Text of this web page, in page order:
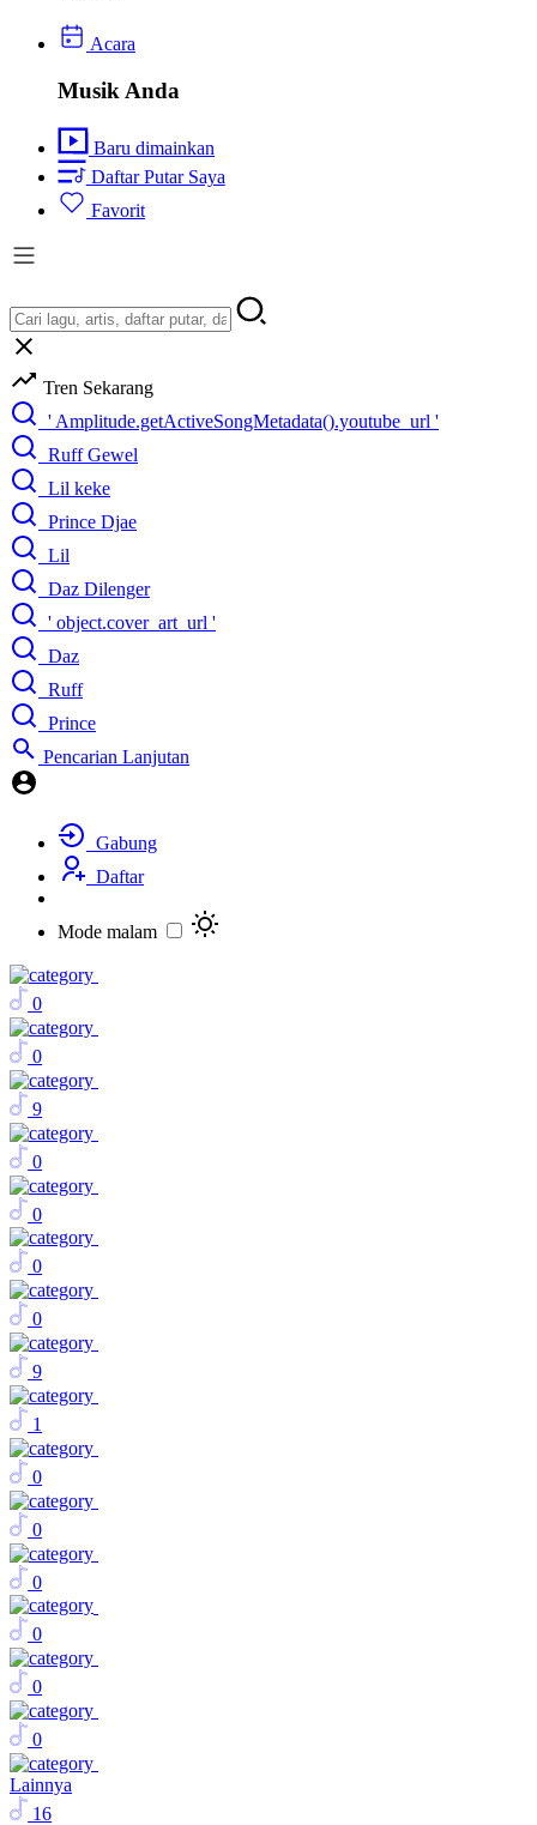
Acara
Musik Anda
Baru dimainkan
Daftar Putar Saya
Favorit
Tren Sekarang
' Amplitude.getActiveSongMetadata().youtube_url '
Ruff Gewel
Lil keke
Prince Djae
Lil
Daz Dilenger
' object.cover_art_url '
Daz
Ruff
Prince
Pencarian Lanjutan
Gabung
Daftar
Mode malam
0
0
9
0
0
0
0
9
1
0
0
0
0
0
0
Lainnya
16